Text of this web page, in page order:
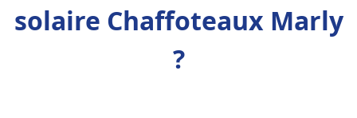
solaire Chaffoteaux Marly
?